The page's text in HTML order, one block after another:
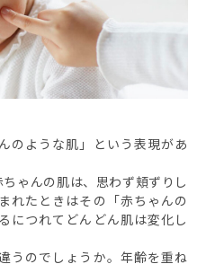
のような肌」という表現があ
ゃんの肌は、思わず頬ずりし
れたときはその「赤ちゃんの
につれてどんどん肌は変化し
うのでしょうか。年齢を重ね